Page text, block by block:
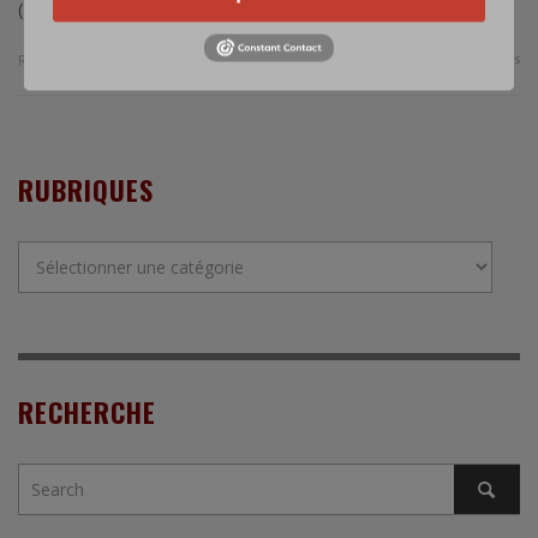
(EUSECA) à Poznan en Pologne.
Read more 0 Comments
RUBRIQUES
RECHERCHE